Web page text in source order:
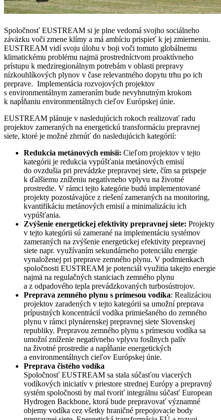
Spoločnosť EUSTREAM si je plne vedomá svojho sociálneho
záväzku voči zmene klímy a má ambíciu prispieť k jej zmierneniu.
EUSTREAM vidí svoju úlohu v boji voči tomuto globálnemu
klimatickému problému najmä prostredníctvom proaktívneho
prístupu k medziregionálnym potrebám v oblasti prepravy
nízkouhlíkových plynov v čase relevantného dopytu trhu po ich
preprave. Implementácia rozvojových projektov
s environmentálnym zameraním bude nevyhnutným krokom
k napĺňaniu environmentálnych cieľov Európskej únie.
EUSTREAM plánuje v nasledujúcich rokoch realizovať radu
projektov zameraných na energetickú transformáciu prepravnej
siete, ktoré je možné zhrnúť do nasledujúcich kategórií:
Redukcia metánových emisií: Cieľom projektov v tejto
kategórii je redukcia vypúšťania metánových emisií
do ovzdušia pri prevádzke prepravnej siete, čím sa prispeje
k ďalšiemu zníženiu negatívneho vplyvu na životné
prostredie. V rámci tejto kategórie budú implementované
projekty pozostávajúce z riešení zameraných na monitoring,
kvantifikáciu metánových emisií a minimalizáciu ich
vypúšťania.
Zvýšenie energetickej efektivity prepravnej siete: Projekty
v tejto kategórii sú zamerané na implementáciu systémov
zameraných na zvýšenie energetickej efektivity prepravnej
siete napr. využívaním sekundárneho potenciálu energie
vynaloženej pri preprave zemného plynu. V podmienkach
spoločnosti EUSTREAM je potenciál využitia takejto energie
najmä na regulačných staniciach zemného plynu
a z odpadového tepla prevádzkovaných turbosústrojov.
Preprava zemného plynu s prímesou vodíka: Realizáciou
projektov zaradených v tejto kategórii sa umožní preprava
prípustných koncentrácií vodíka primiešaného do zemného
plynu v rámci plynárenskej prepravnej siete Slovenskej
republiky. Prepravou zemného plynu s prímesou vodíka sa
umožní zníženie negatívneho vplyvu fosílnych palív
na životné prostredie a napĺňanie energetických
a environmentálnych cieľov Európskej únie.
Preprava čistého vodíka
Spoločnosť EUSTREAM sa stala súčasťou viacerých
vodíkových iniciatív v priestore strednej Európy a prepravný
systém spoločnosti by mal tvoriť integrálnu súčasť European
Hydrogen Backbone, ktorá bude prepravovať významné
objemy vodíka cez všetky hraničné prepojovacie body